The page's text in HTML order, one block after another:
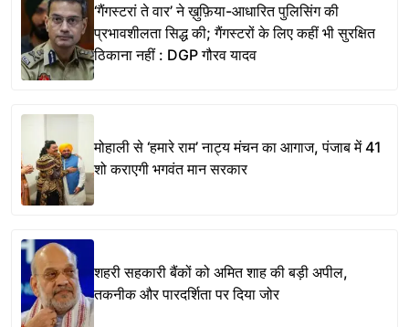
‘गैंगस्टरां ते वार’ ने ख़ुफ़िया-आधारित पुलिसिंग की
प्रभावशीलता सिद्ध की; गैंगस्टरों के लिए कहीं भी सुरक्षित
ठिकाना नहीं : DGP गौरव यादव
मोहाली से ‘हमारे राम’ नाट्य मंचन का आगाज, पंजाब में 41
शो कराएगी भगवंत मान सरकार
शहरी सहकारी बैंकों को अमित शाह की बड़ी अपील,
तकनीक और पारदर्शिता पर दिया जोर